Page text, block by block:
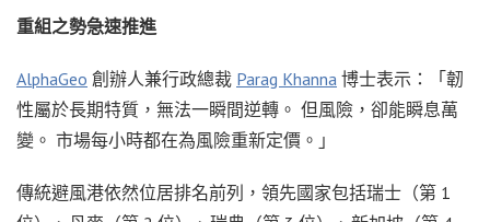
重組之勢急速推進
AlphaGeo 創辦人兼行政總裁 Parag Khanna 博士表示：「韌
性屬於長期特質，無法一瞬間逆轉。 但風險，卻能瞬息萬
變。 市場每小時都在為風險重新定價。」
傳統避風港依然位居排名前列，領先國家包括瑞士（第 1